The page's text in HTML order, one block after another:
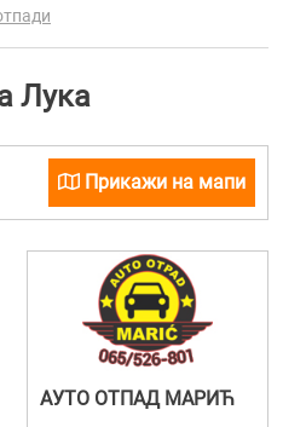
Лука
Прикажи на мапи
АУТО ОТПАД МАРИЋ